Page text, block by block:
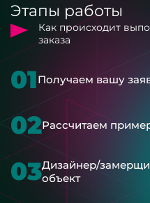
Этапы работы
Как происходит
заказа
01Получаем вашу
02Рассчитаем
03Дизайнер/
объект